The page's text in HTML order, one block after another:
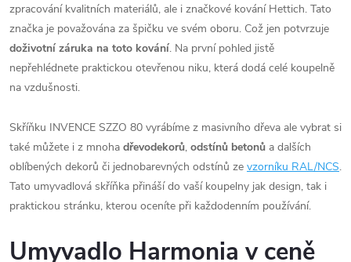
zpracování kvalitních materiálů, ale i značkové kování Hettich. Tato
značka je považována za špičku ve svém oboru. Což jen potvrzuje
doživotní záruka na toto kování. Na první pohled jistě
nepřehlédnete praktickou otevřenou niku, která dodá celé koupelně
na vzdušnosti.
Skříňku INVENCE SZZO 80 vyrábíme z masivního dřeva ale vybrat si
také můžete i z mnoha dřevodekorů, odstínů betonů a dalších
oblíbených dekorů či jednobarevných odstínů ze vzorníku RAL/NCS.
Tato umyvadlová skříňka přináší do vaší koupelny jak design, tak i
praktickou stránku, kterou oceníte při každodenním používání.
Umyvadlo Harmonia v ceně